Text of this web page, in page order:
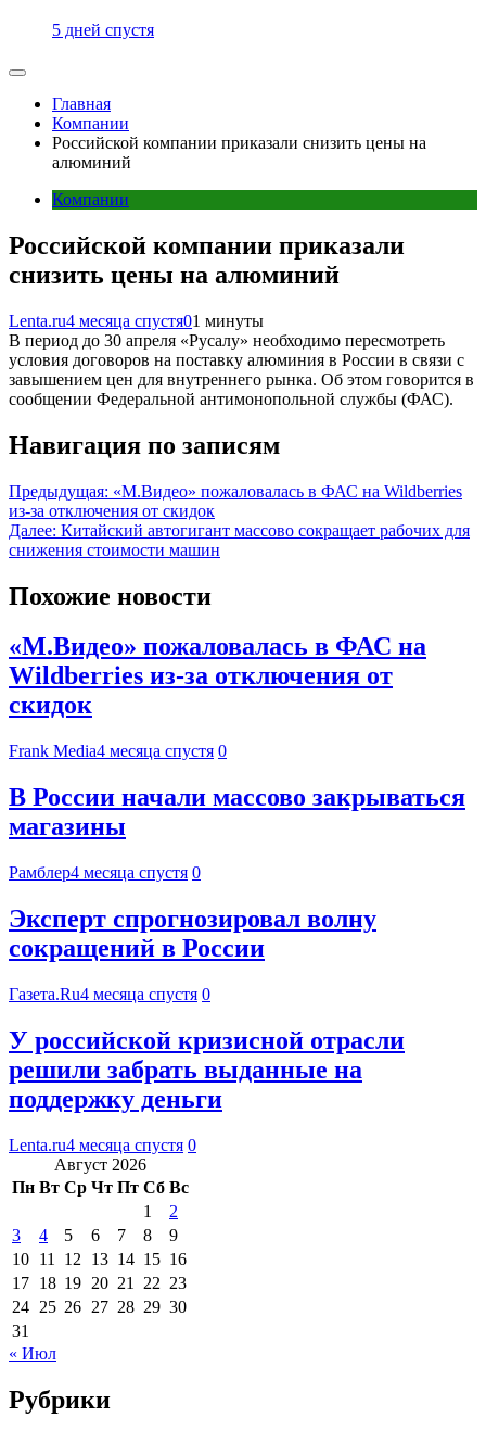
5 дней спустя
Главная
Компании
Российской компании приказали снизить цены на
алюминий
Компании
Российской компании приказали
снизить цены на алюминий
Lenta.ru4 месяца спустя01 минуты
В период до 30 апреля «Русалу» необходимо пересмотреть
условия договоров на поставку алюминия в России в связи с
завышением цен для внутреннего рынка. Об этом говорится в
сообщении Федеральной антимонопольной службы (ФАС).
Навигация по записям
Предыдущая: «М.Видео» пожаловалась в ФАС на Wildberries
из-за отключения от скидок
Далее: Китайский автогигант массово сокращает рабочих для
снижения стоимости машин
Похожие новости
«М.Видео» пожаловалась в ФАС на
Wildberries из-за отключения от
скидок
Frank Media4 месяца спустя 0
В России начали массово закрываться
магазины
Рамблер4 месяца спустя 0
Эксперт спрогнозировал волну
сокращений в России
Газета.Ru4 месяца спустя 0
У российской кризисной отрасли
решили забрать выданные на
поддержку деньги
Lenta.ru4 месяца спустя 0
Август 2026
Пн Вт Ср Чт Пт Сб Вс
1
2
3
4 5 6 7 8
9
10 11 12 13 14 15 16
17 18 19 20 21 22 23
24 25 26 27 28 29 30
31
« Июл
Рубрики